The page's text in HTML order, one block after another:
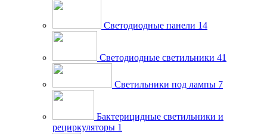
Светодиодные панели 14
Светодиодные светильники 41
Светильники под лампы 7
Бактерицидные светильники и
рециркуляторы 1